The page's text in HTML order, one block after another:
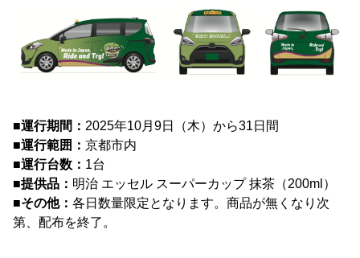
■運行期間： 2025年10月9日（木）から31日間
■運行範囲： 京都市内
■運行台数： 1台
■提供品： 明治 エッセル スーパーカップ 抹茶（200ml）
■その他： 各日数量限定となります。商品が無くなり次
第、配布を終了。